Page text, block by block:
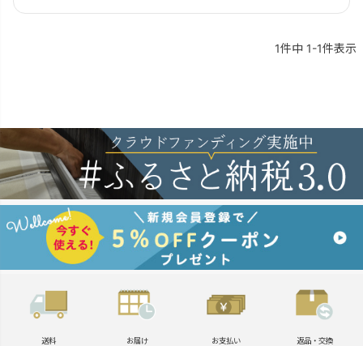
1件中 1-1件表示
送料 お届け お支払い 返品・交換